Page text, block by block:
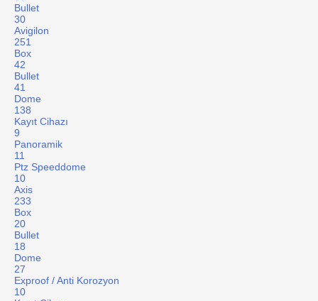
Bullet
30
Avigilon
251
Box
42
Bullet
41
Dome
138
Kayıt Cihazı
9
Panoramik
11
Ptz Speeddome
10
Axis
233
Box
20
Bullet
18
Dome
27
Exproof / Anti Korozyon
10